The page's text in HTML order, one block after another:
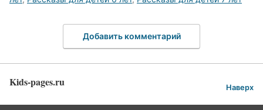
Добавить комментарий
Kids-pages.ru Наверх